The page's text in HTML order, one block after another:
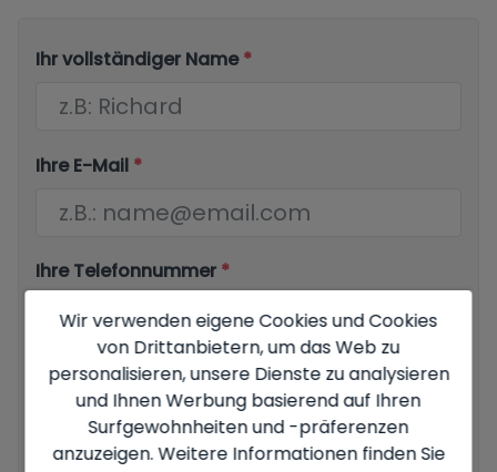
Ihr vollständiger Name*
Ihre E-Mail *
Ihre Telefonnummer *
Ihre Nachricht
Wir verwenden eigene Cookies und Cookies
von Drittanbietern, um das Web zu
personalisieren, unsere Dienste zu analysieren
und Ihnen Werbung basierend auf Ihren
Surfgewohnheiten und -präferenzen
anzuzeigen. Weitere Informationen finden Sie